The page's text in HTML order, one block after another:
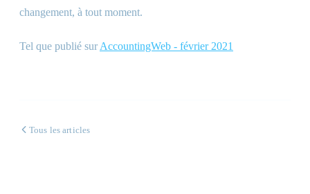
changement, à tout moment.
Tel que publié sur AccountingWeb - février 2021
Tous les articles